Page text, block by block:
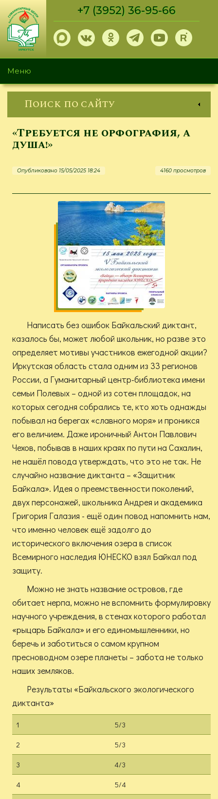
Перейти
основному
содержанию
+7 (3952) 36-95-66
Меню
Поиск по сайту
«Требуется не орфография, а
душа!»
Опубликовано 15/05/2025 18:24 4160 просмотров
Написать без ошибок Байкальский диктант,
казалось бы, может любой школьник, но разве это
определяет мотивы участников ежегодной акции?
Иркутская область стала одним из 33 регионов
России, а Гуманитарный центр-библиотека имени
семьи Полевых – одной из сотен площадок, на
которых сегодня собрались те, кто хоть однажды
побывал на берегах «славного моря» и проникся
его величием. Даже ироничный Антон Павлович
Чехов, побывав в наших краях по пути на Сахалин,
не нашёл повода утверждать, что это не так. Не
случайно название диктанта – «Защитник
Байкала». Идея о преемственности поколений,
двух персонажей, школьника Андрея и академика
Григория Галазия - ещё один повод напомнить нам,
что именно человек ещё задолго до
исторического включения озера в список
Всемирного наследия ЮНЕСКО взял Байкал под
защиту.
Можно не знать название островов, где
обитает нерпа, можно не вспомнить формулировку
научного учреждения, в стенах которого работал
«рыцарь Байкала» и его единомышленники, но
беречь и заботиться о самом крупном
пресноводном озере планеты – забота не только
наших земляков.
Результаты «Байкальского экологического
диктанта»
1 5/3
2 5/3
3 4/3
4 5/4